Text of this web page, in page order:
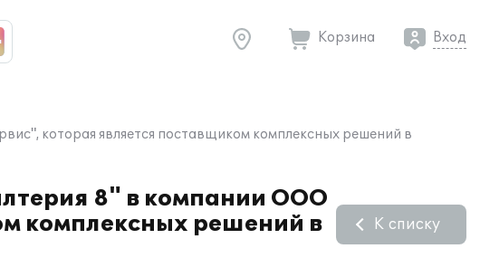
Корзина Вход
которая является поставщиком комплексных решений в
8" в компании ООО
комплексных решений в
К списку